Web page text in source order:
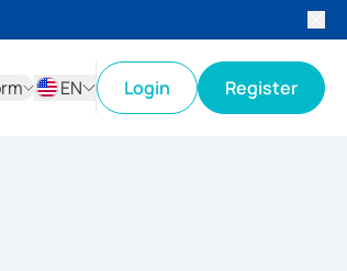
EN
Login Register